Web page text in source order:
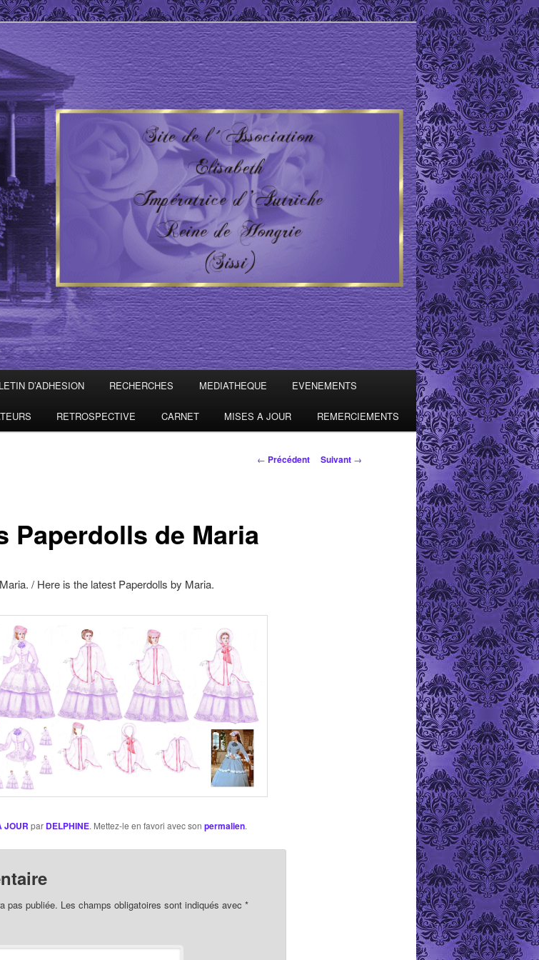
– HONGRIE
de Hongrie
D’ADHESION RECHERCHES MEDIATHEQUE EVENEMENTS
RETROSPECTIVE CARNET MISES A JOUR REMERCIEMENTS
Navigation des
← Précédent Suivant →
Paperdolls de Maria
/ Here is the latest Paperdolls by Maria.
JOUR par DELPHINE. Mettez-le en favori avec son permalien.
pas publiée. Les champs obligatoires sont indiqués avec *